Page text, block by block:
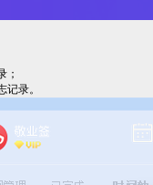
；
录。